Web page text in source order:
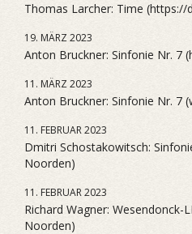
Thomas Larcher: Time (https://
19. MÄRZ 2023
Anton Bruckner: Sinfonie Nr. 7
11. MÄRZ 2023
Anton Bruckner: Sinfonie Nr. 7
11. FEBRUAR 2023
Dmitri Schostakowitsch:
Noorden)
11. FEBRUAR 2023
Richard Wagner: Wesendonck-
Noorden)